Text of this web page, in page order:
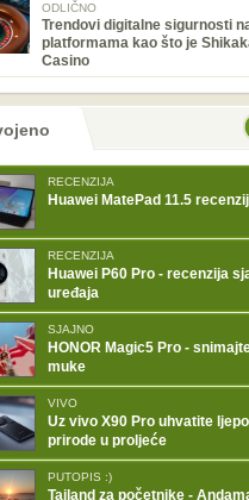
ODLIČNO
Trendovi digitalne sigurnosti
platformama kao što je
Casino
RECENZIJA
Huawei MatePad 11.5
RECENZIJA
Huawei P60 Pro - recenzija
uređaja
SJAJNO
HONOR Magic5 Pro -
muke
VIVO
Uz vivo X90 Pro uhvatite
prirode u proljeće
PUTOPIS :)
Tajland za početnike -